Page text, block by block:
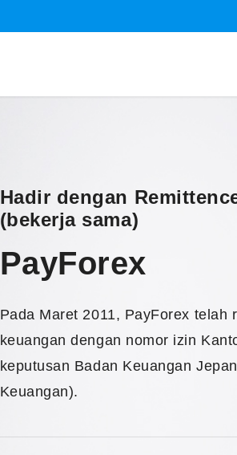
Hadir dengan
(bekerja sama)
PayForex
Pada Maret 2011, PayForex
keuangan dengan nomor izin
keputusan Badan Keuangan
Keuangan).